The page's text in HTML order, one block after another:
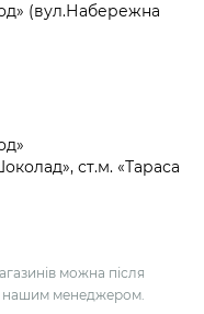
(вул.Набережна
ст.м. «Тараса
можна після
нашим менеджером.